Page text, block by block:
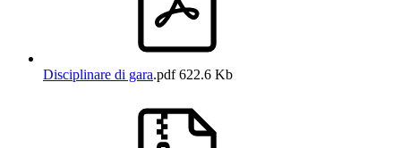
Disciplinare di gara.pdf622.6 Kb